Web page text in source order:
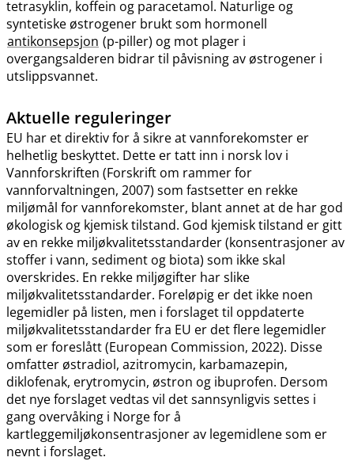
tetrasyklin, koffein og paracetamol. Naturlige og
syntetiske østrogener brukt som hormonell
antikonsepsjon (p-piller) og mot plager i
overgangsalderen bidrar til påvisning av østrogener i
utslippsvannet.
Aktuelle reguleringer
EU har et direktiv for å sikre at vannforekomster er
helhetlig beskyttet. Dette er tatt inn i norsk lov i
Vannforskriften (Forskrift om rammer for
vannforvaltningen, 2007) som fastsetter en rekke
miljømål for vannforekomster, blant annet at de har god
økologisk og kjemisk tilstand. God kjemisk tilstand er gitt
av en rekke miljøkvalitetsstandarder (konsentrasjoner av
stoffer i vann, sediment og biota) som ikke skal
overskrides. En rekke miljøgifter har slike
miljøkvalitetsstandarder. Foreløpig er det ikke noen
legemidler på listen, men i forslaget til oppdaterte
miljøkvalitetsstandarder fra EU er det flere legemidler
som er foreslått (European Commission, 2022). Disse
omfatter østradiol, azitromycin, karbamazepin,
diklofenak, erytromycin, østron og ibuprofen. Dersom
det nye forslaget vedtas vil det sannsynligvis settes i
gang overvåking i Norge for å
kartleggemiljøkonsentrasjoner av legemidlene som er
nevnt i forslaget.